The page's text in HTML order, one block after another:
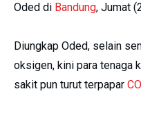
Oded di Bandung, Jumat
Diungkap Oded, selain
oksigen, kini para tenaga
sakit pun turut terpapar